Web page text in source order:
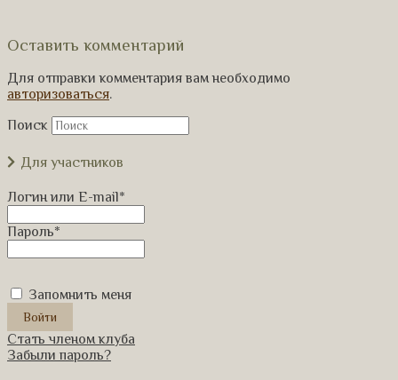
Оставить комментарий
Для отправки комментария вам необходимо
авторизоваться.
Поиск
Для участников
Логин или E-mail*
Пароль*
Запомнить меня
Стать членом клуба
Забыли пароль?